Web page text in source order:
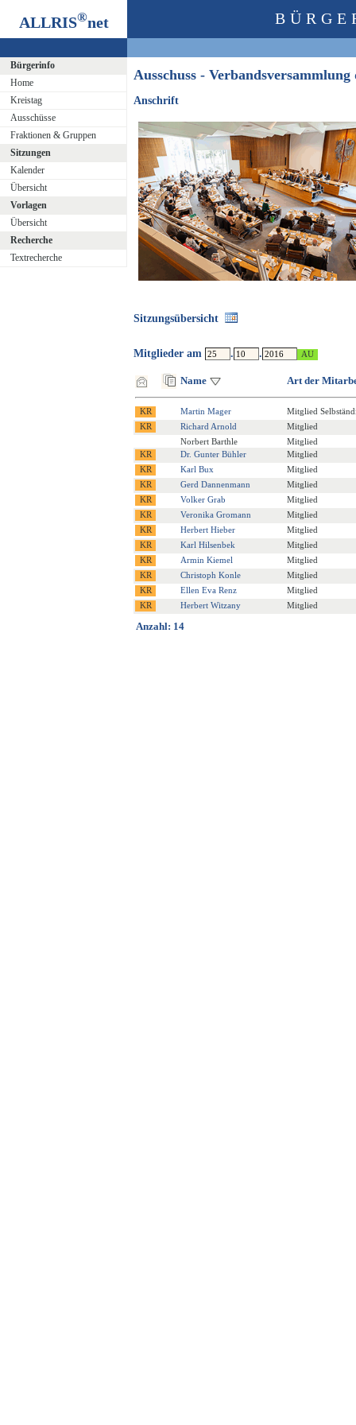
ALLRIS®net
Bürgerinfo
Home
Kreistag
Ausschüsse
Fraktionen & Gruppen
Sitzungen
Kalender
Übersicht
Vorlagen
Übersicht
Recherche
Textrecherche
Ausschuss -
Anschrift
Sitzungsübersicht
Mitglieder am . .
Name Art der
Martin Mager
Mitglied
Richard Arnold
Mitglied
Norbert Barthle
Mitglied
Dr. Gunter Bühler
Mitglied
Karl Bux
Mitglied
Gerd Dannenmann
Mitglied
Volker Grab
Mitglied
Veronika Gromann
Mitglied
Herbert Hieber
Mitglied
Karl Hilsenbek
Mitglied
Armin Kiemel
Mitglied
Christoph Konle
Mitglied
Ellen Eva Renz
Mitglied
Herbert Witzany
Mitglied
Anzahl: 14